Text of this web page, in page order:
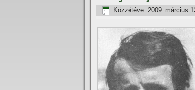
Közzétéve: 2009. március